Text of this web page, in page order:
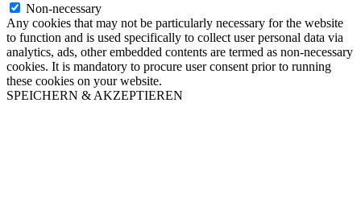
Non-necessary
Any cookies that may not be particularly necessary for the website
to function and is used specifically to collect user personal data via
analytics, ads, other embedded contents are termed as non-necessary
cookies. It is mandatory to procure user consent prior to running
these cookies on your website.
SPEICHERN & AKZEPTIEREN